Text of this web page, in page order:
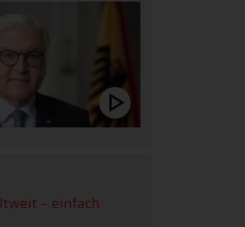
- einfach